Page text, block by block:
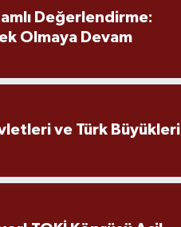
Değerlendirme:
Olmaya Devam
ve Türk Büyükleri